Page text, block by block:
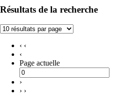
Résultats de la recherche
‹ ‹
‹
Page actuelle
›
› ›